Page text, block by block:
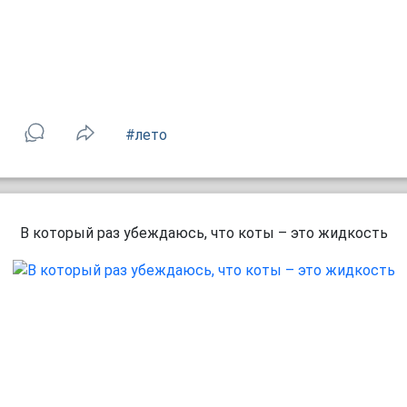
#лето
В который раз убеждаюсь, что коты – это жидкость